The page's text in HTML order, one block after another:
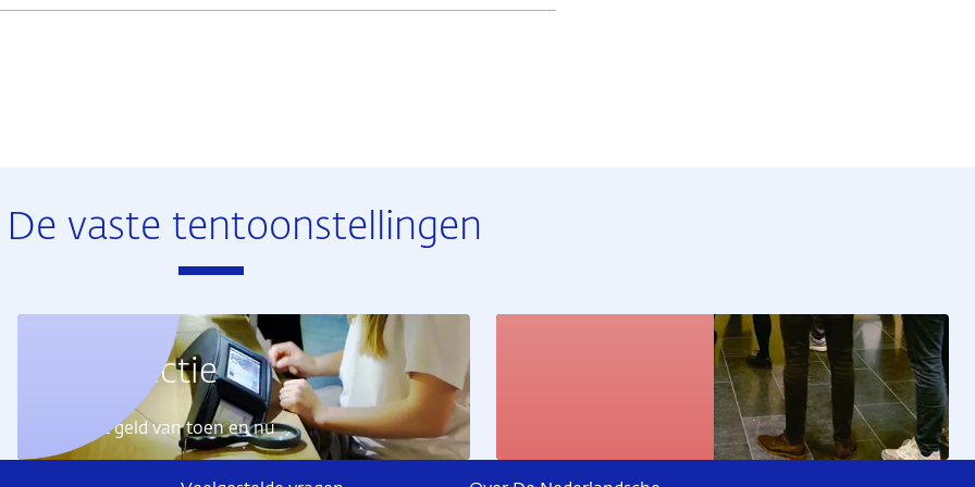
De vaste tentoonstellingen
Geldcollectie
Ontdek het geld van toen en nu
Kunstcollectie